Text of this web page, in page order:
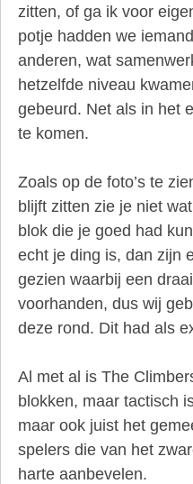
zitten, of ga ik voor
potje hadden we
anderen, wat
hetzelfde niveau
gebeurd. Net als in het
te komen.
Zoals op de foto’s te
blijft zitten zie je niet
blok die je goed had
echt je ding is, dan zijn
gezien waarbij een
voorhanden, dus wij
deze rond. Dit had als
Al met al is The
blokken, maar tactisch
maar ook juist het
spelers die van het
harte aanbevelen.